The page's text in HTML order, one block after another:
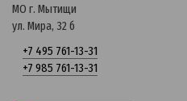
МО г. Мытищи
ул. Мира, 32 б
+7 495 761-13-31
+7 985 761-13-31